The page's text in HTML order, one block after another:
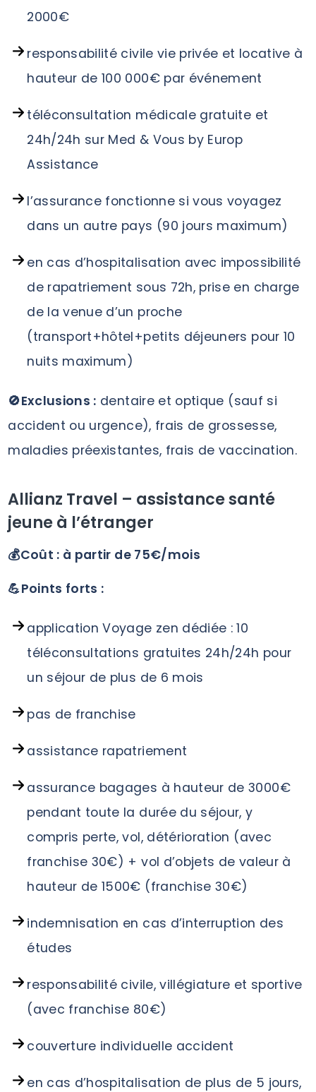
2000€
responsabilité civile vie privée et locative à
hauteur de 100 000€ par événement
téléconsultation médicale gratuite et
24h/24h sur Med & Vous by Europ
Assistance
l’assurance fonctionne si vous voyagez
dans un autre pays (90 jours maximum)
en cas d’hospitalisation avec impossibilité
de rapatriement sous 72h, prise en charge
de la venue d’un proche
(transport+hôtel+petits déjeuners pour 10
nuits maximum)
🚫Exclusions : dentaire et optique (sauf si
accident ou urgence), frais de grossesse,
maladies préexistantes, frais de vaccination.
Allianz Travel – assistance santé
jeune à l’étranger
💰Coût : à partir de 75€/mois
💪Points forts :
application Voyage zen dédiée : 10
téléconsultations gratuites 24h/24h pour
un séjour de plus de 6 mois
pas de franchise
assistance rapatriement
assurance bagages à hauteur de 3000€
pendant toute la durée du séjour, y
compris perte, vol, détérioration (avec
franchise 30€) + vol d’objets de valeur à
hauteur de 1500€ (franchise 30€)
indemnisation en cas d’interruption des
études
responsabilité civile, villégiature et sportive
(avec franchise 80€)
couverture individuelle accident
en cas d’hospitalisation de plus de 5 jours,